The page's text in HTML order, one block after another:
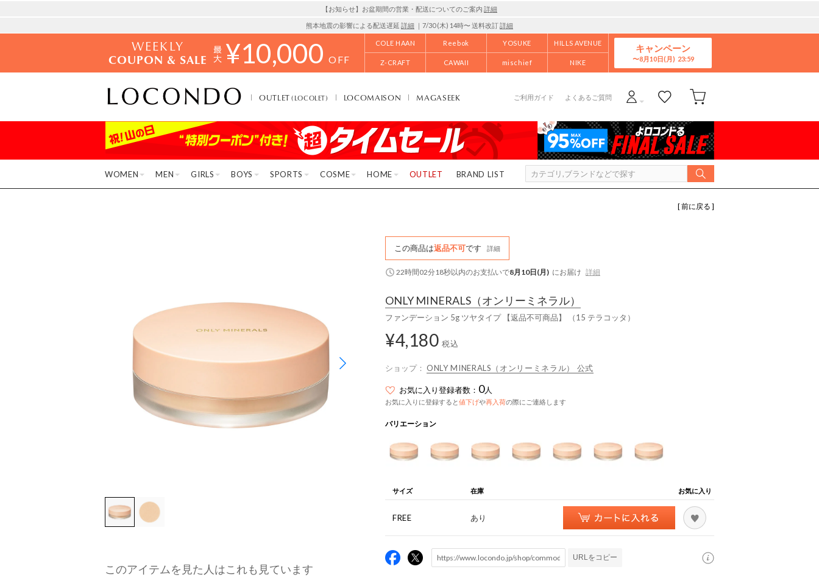
【お知らせ】お盆期間の営業・配送についてのご案内 詳細
熊本地震の影響による配送遅延 詳細 ｜7/30 (木) 14時〜 送料改訂詳細
WEEKLY
COUPON & SALE ¥10,000 OFF
COLE HAAN Reebok YOSUKE HILLS AVENUE
Z-CRAFT CAWAII mischief NIKE
キャンペーン
8月10日(月)
OUTLET(LOCOLET) LOCOMAISON MAGASEEK ご利用ガイド よくあるご質問
WOMEN MEN GIRLS BOYS SPORTS COSME HOME OUTLET BRAND LIST
[ 前に戻る ]
このアイテムを見た人はこれも見ています
この商品は返品不可です 詳細
22時間02分18秒以内のお支払いで8月10日(月) にお届け 詳細
ONLY MINERALS （オンリーミネラル）
ファンデーション 5g ツヤタイプ 【返品不可商品】 （15 テラコッタ）
¥4,180 税込
ショップ： ONLY MINERALS（オンリーミネラル） 公式
お気に入り登録者数： 0人
お気に入りに登録すると値下げや再入荷の際にご連絡します
バリエーション
サイズ 在庫 お気に入り
FREE あり
URLをコピー